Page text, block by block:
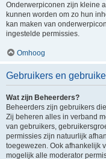
Onderwerpiconen zijn kleine
kunnen worden om zo hun
kan maken van
ingestelde permissies.
Omhoog
Gebruikers en
Wat zijn Beheerders?
Beheerders zijn gebruikers
Zij beheren alles in verband
van gebruikers,
permissies zijn natuurlijk
toegewezen. Ook afhankelijk
mogelijk alle moderator